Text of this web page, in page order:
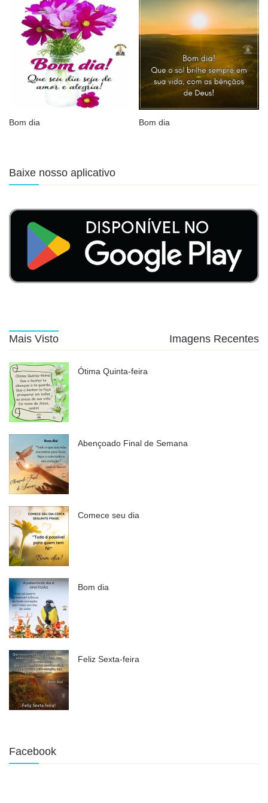
Bom dia Bom dia
Baixe nosso aplicativo
Mais Visto Imagens Recentes
Ótima Quinta-feira
Abençoado Final de Semana
Comece seu dia
Bom dia
Feliz Sexta-feira
Facebook